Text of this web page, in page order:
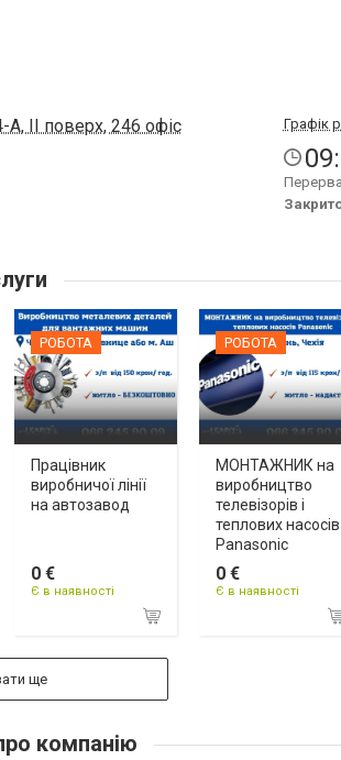
ІІ поверх, 246 офіс Графік
РОБОТА
Працівник
виробничої лінії
на автозавод
0 €
Є в наявності
РОБОТА
МОНТАЖНИК на
виробництво
телевізорів і
теплових насосів
Panasonic
0 €
Є в наявності
ще
компанію